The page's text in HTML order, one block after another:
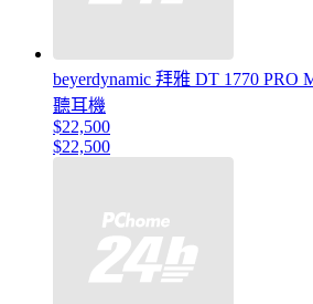
beyerdynamic 拜雅 DT 1770 PRO
聽耳機
$22,500
$22,500